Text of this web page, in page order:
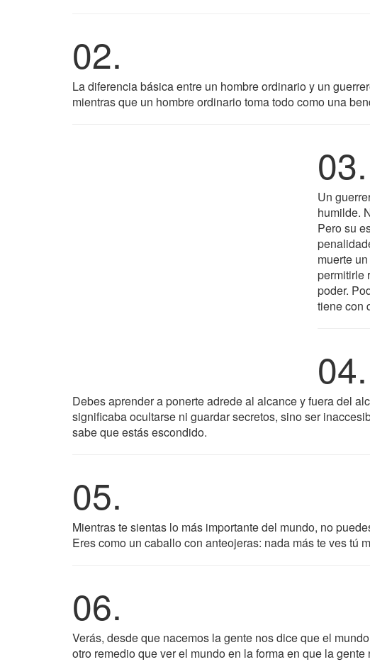
02.
La diferencia básica entre un hombre ordinario y un
mientras que un hombre ordinario toma todo como una
03.
Un
humilde.
Pero su
muerte
permitirle
poder.
tiene con
04.
Debes aprender a ponerte adrede al alcance y fuera del
significaba ocultarse ni guardar secretos, sino ser
sabe que estás escondido.
05.
Mientras te sientas lo más importante del mundo, no
Eres como un caballo con anteojeras: nada más te ves tú
06.
Verás, desde que nacemos la gente nos dice que el
otro remedio que ver el mundo en la forma en que la gente